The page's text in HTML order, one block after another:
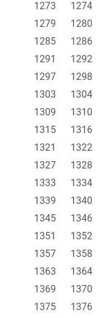
1273
1274
1279
1280
1285
1286
1291
1292
1297
1298
1303
1304
1309
1310
1315
1316
1321
1322
1327
1328
1333
1334
1339
1340
1345
1346
1351
1352
1357
1358
1363
1364
1369
1370
1375
1376